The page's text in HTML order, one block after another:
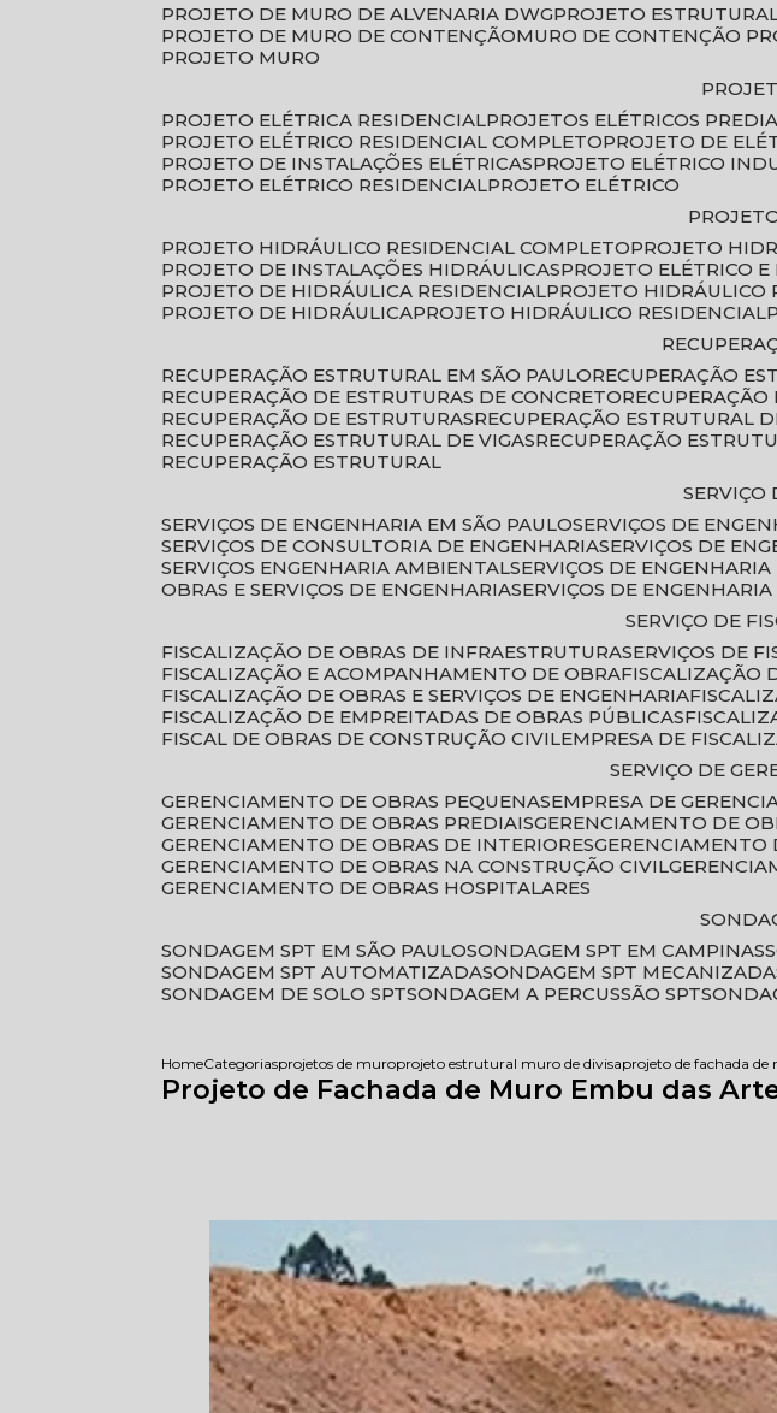
PROJETO DE MURO DE ALVENARIA DWG
PROJETO
PROJETO DE MURO DE CONTENÇÃO
MURO DE CONTENÇÃO
PROJETO MURO
PROJETO ELÉTRICA RESIDENCIAL
PROJETOS ELÉTRICOS
PROJETO ELÉTRICO RESIDENCIAL COMPLETO
PROJETO DE
PROJETO DE INSTALAÇÕES ELÉTRICAS
PROJETO ELÉTRICO
PROJETO ELÉTRICO RESIDENCIAL
PROJETO ELÉTRICO
PROJETO HIDRÁULICO RESIDENCIAL COMPLETO
PROJETO
PROJETO DE INSTALAÇÕES HIDRÁULICAS
PROJETO ELÉTRICO
PROJETO DE HIDRÁULICA RESIDENCIAL
PROJETO HIDRÁULICO
PROJETO DE HIDRÁULICA
PROJETO HIDRÁULICO RESIDENCIAL
RECUPERAÇÃO ESTRUTURAL EM SÃO PAULO
RECUPERAÇÃO
RECUPERAÇÃO DE ESTRUTURAS DE CONCRETO
RECUPERAÇÃO DE ESTRUTURAS
RECUPERAÇÃO ESTRUTURAL
RECUPERAÇÃO ESTRUTURAL DE VIGAS
RECUPERAÇÃO
RECUPERAÇÃO ESTRUTURAL
SERVIÇOS DE ENGENHARIA EM SÃO PAULO SERVIÇOS DE
SERVIÇOS DE CONSULTORIA DE ENGENHARIA SERVIÇOS DE
SERVIÇOS ENGENHARIA AMBIENTAL SERVIÇOS DE
OBRAS E SERVIÇOS DE ENGENHARIA SERVIÇOS DE
SERVIÇO DE
FISCALIZAÇÃO DE OBRAS DE INFRAESTRUTURA SERVIÇOS DE
FISCALIZAÇÃO E ACOMPANHAMENTO DE OBRA FISCALIZAÇÃO
FISCALIZAÇÃO DE OBRAS E SERVIÇOS DE ENGENHARIA
FISCALIZAÇÃO DE EMPREITADAS DE OBRAS PÚBLICAS
FISCAL DE OBRAS DE CONSTRUÇÃO CIVIL EMPRESA DE
SERVIÇO DE
GERENCIAMENTO DE OBRAS PEQUENAS
EMPRESA DE
GERENCIAMENTO DE OBRAS PREDIAIS
GERENCIAMENTO DE
GERENCIAMENTO DE OBRAS DE INTERIORES
GERENCIAMENTO DE OBRAS NA CONSTRUÇÃO CIVIL
GERENCIAMENTO DE OBRAS HOSPITALARES
SONDAGEM SPT EM SÃO PAULO SONDAGEM SPT EM CAMPINAS
SONDAGEM SPT AUTOMATIZADA SONDAGEM SPT MECANIZADA
SONDAGEM DE SOLO SPT SONDAGEM A PERCUSSÃO SPT
HomeCategoriasprojetos de muroprojeto estrutural muro de divisaprojeto de fachada
Projeto de Fachada de Muro Embu das